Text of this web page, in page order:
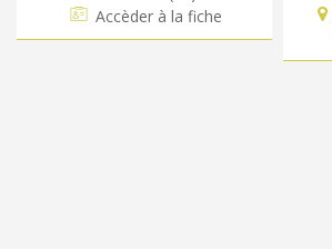
Accèder à la fiche